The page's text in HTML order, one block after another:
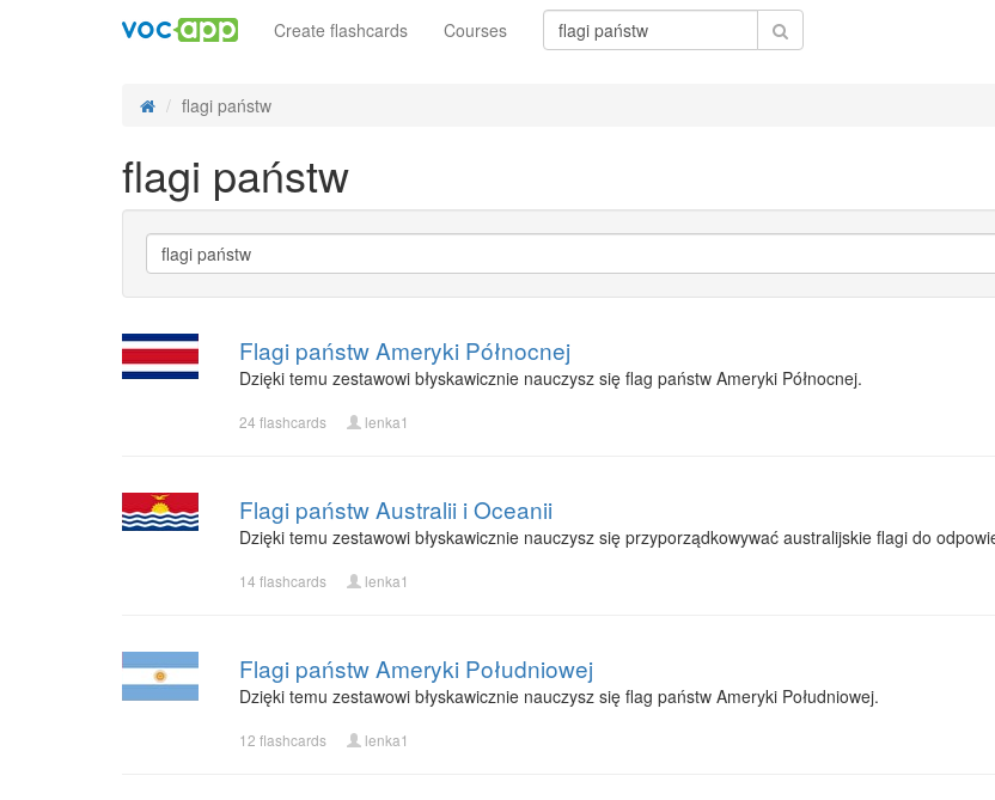
Create flashcards Courses
flagi państw
flagi państw
Flagi państw Ameryki Północnej
Dzięki temu zestawowi błyskawicznie nauczysz się flag państw Ameryki Północnej.
24 flashcards lenka1
Flagi państw Australii i Oceanii
Dzięki temu zestawowi błyskawicznie nauczysz się przyporządkowywać australijskie flagi do
14 flashcards lenka1
Flagi państw Ameryki Południowej
Dzięki temu zestawowi błyskawicznie nauczysz się flag państw Ameryki Południowej.
12 flashcards lenka1